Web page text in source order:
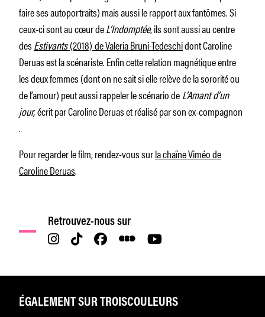
faire ses autoportraits) mais aussi le rapport aux fantômes. Si
ceux-ci sont au cœur deL’Indomptée, ils sont aussi au centre
desEstivants(2018)de Valeria Bruni-Tedeschidont Caroline
Deruas est la scénariste. Enfin cette relation magnétique entre
les deux femmes (dont on ne sait si elle relève de la sororité ou
de l’amour) peut aussi rappeler le scénario deL’Amant d’un
jour,écrit par Caroline Deruas et réalisé par son ex-compagnon
.
Pour regarder le film, rendez-vous surla chaîne Viméo de
Caroline Deruas.
Retrouvez-nous sur
ÉGALEMENT SUR TROISCOULEURS